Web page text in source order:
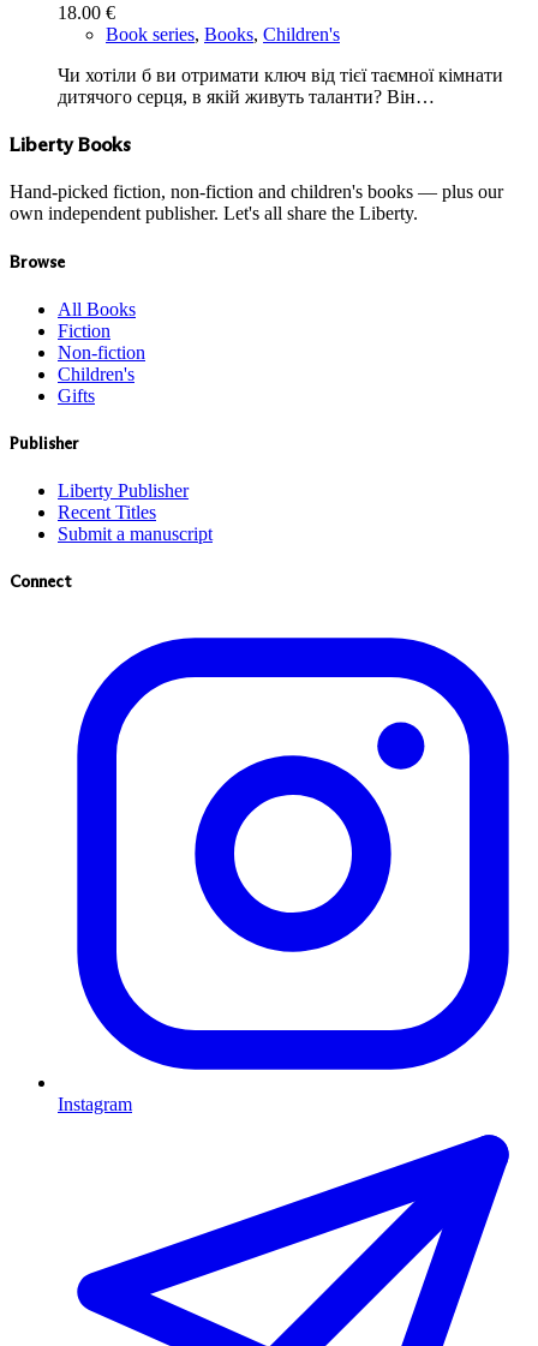
18.00 €
Book series, Books, Children's
Чи хотіли б ви отримати ключ від тієї таємної кімнати
дитячого серця, в якій живуть таланти? Він…
Liberty Books
Hand-picked fiction, non-fiction and children's books — plus our
own independent publisher. Let's all share the Liberty.
Browse
All Books
Fiction
Non-fiction
Children's
Gifts
Publisher
Liberty Publisher
Recent Titles
Submit a manuscript
Connect
Instagram